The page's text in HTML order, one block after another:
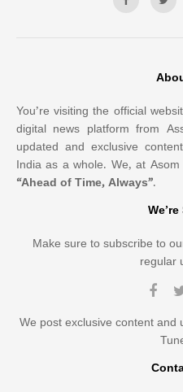
You’re visiting the official
digital news platform from
updated and exclusive
India as a whole. We, at
“Ahead of Time, Always”.
Make sure to subscribe to
regular
We post exclusive content